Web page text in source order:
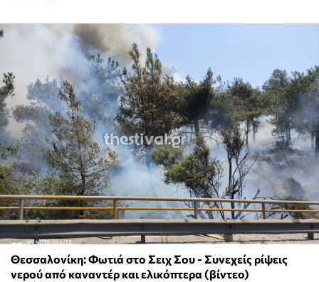
Θεσσαλονίκη: Φωτιά στο Σειχ Σου - Συνεχείς ρίψεις
νερού από καναντέρ και ελικόπτερα (βίντεο)